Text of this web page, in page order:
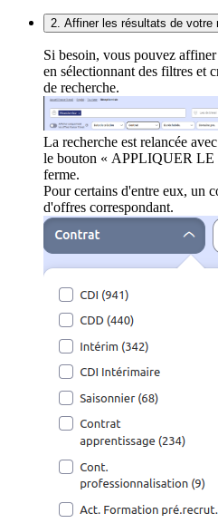
2. Affiner les résultats de votre
Si besoin, vous pouvez
en sélectionnant des filtres et
de recherche.
La recherche est relancée
le bouton « APPLIQUER LE
ferme.
Pour certains d'entre eux, un
d'offres correspondant.